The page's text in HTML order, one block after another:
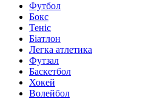
Футбол
Бокс
Теніс
Біатлон
Легка атлетика
Футзал
Баскетбол
Хокей
Волейбол